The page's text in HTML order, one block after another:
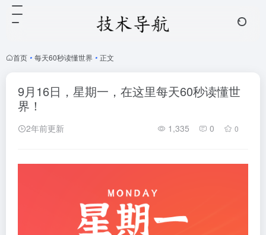
首页 • 每天60秒读懂世界 • 正文
9月16日，星期一，在这里每天60秒读懂世
界！
2年前更新 1,335 0 0